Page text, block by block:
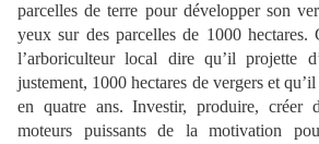
parcelles de terre pour développer son
yeux sur des parcelles de 1000 hectares.
l’arboriculteur local dire qu’il projette
justement, 1000 hectares de vergers et
en quatre ans. Investir, produire, créer
moteurs puissants de la motivation